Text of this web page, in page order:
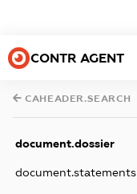
CONTR AGENT
CAHEADER.SEARCH
document.dossier
document.statements